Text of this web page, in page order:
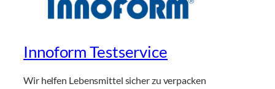
Innoform Testservice
Wir helfen Lebensmittel sicher zu verpacken